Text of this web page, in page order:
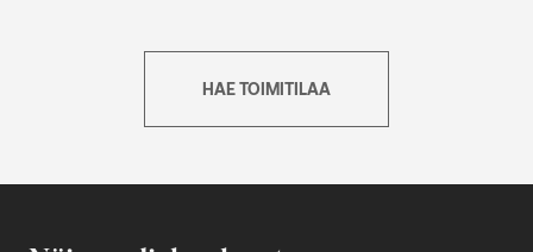
HAE TOIMITILAA